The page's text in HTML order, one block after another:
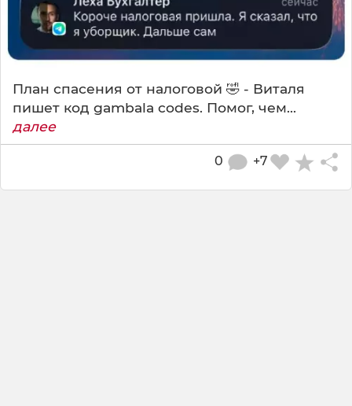
План спасения от налоговой 🤣 - Виталя
пишет код gambala codes. Помог, чем...
далее
+7
0